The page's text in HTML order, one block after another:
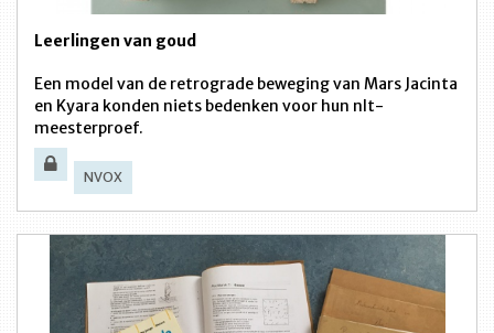
Leerlingen van goud
Een model van de retrograde beweging van Mars Jacinta
en Kyara konden niets bedenken voor hun nlt-
meesterproef.
NVOX